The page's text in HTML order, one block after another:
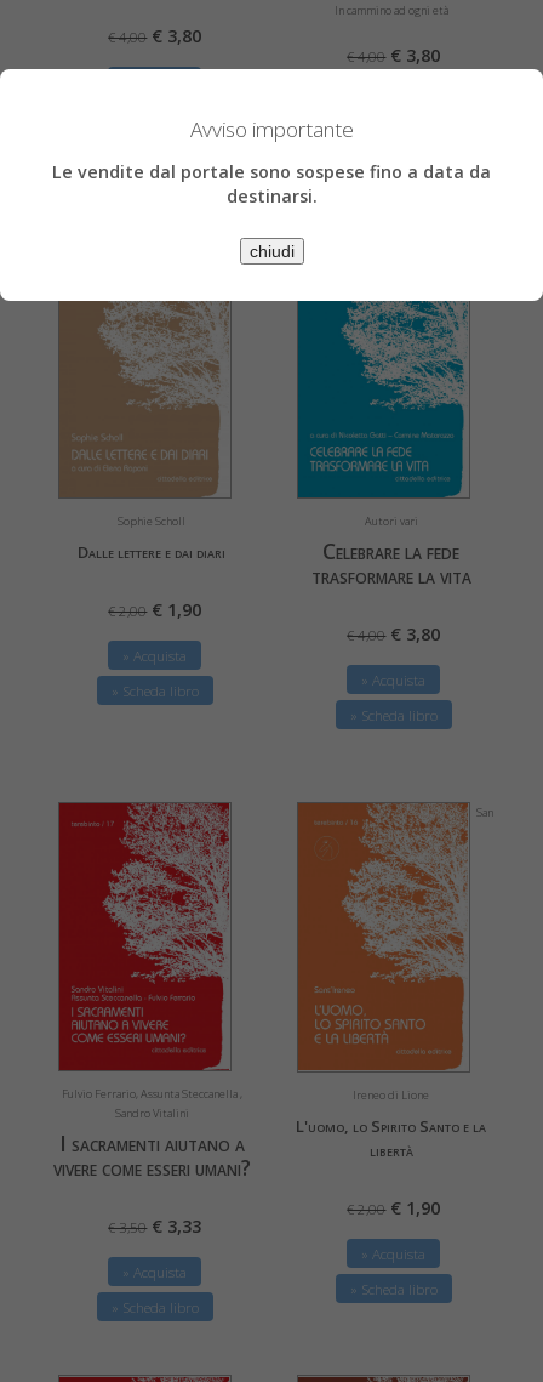
€ 4,00 € 3,80
In cammino ad ogni età
€ 4,00 € 3,80
» Scheda libro
Sophie Scholl
Dalle lettere e dai diari
€ 2,00 € 1,90
» Acquista
» Scheda libro
Autori vari
Celebrare la fede
trasformare la vita
€ 4,00 € 3,80
» Acquista
» Scheda libro
Fulvio Ferrario, Assunta Steccanella ,
Sandro Vitalini
I sacramenti aiutano a
vivere come esseri umani?
€ 3,50 € 3,33
» Acquista
» Scheda libro
San
Ireneo di Lione
L'uomo, lo Spirito Santo e la
libertà
€ 2,00 € 1,90
» Acquista
» Scheda libro
Avviso importante
Le vendite dal portale sono sospese fino a data da
destinarsi.
chiudi